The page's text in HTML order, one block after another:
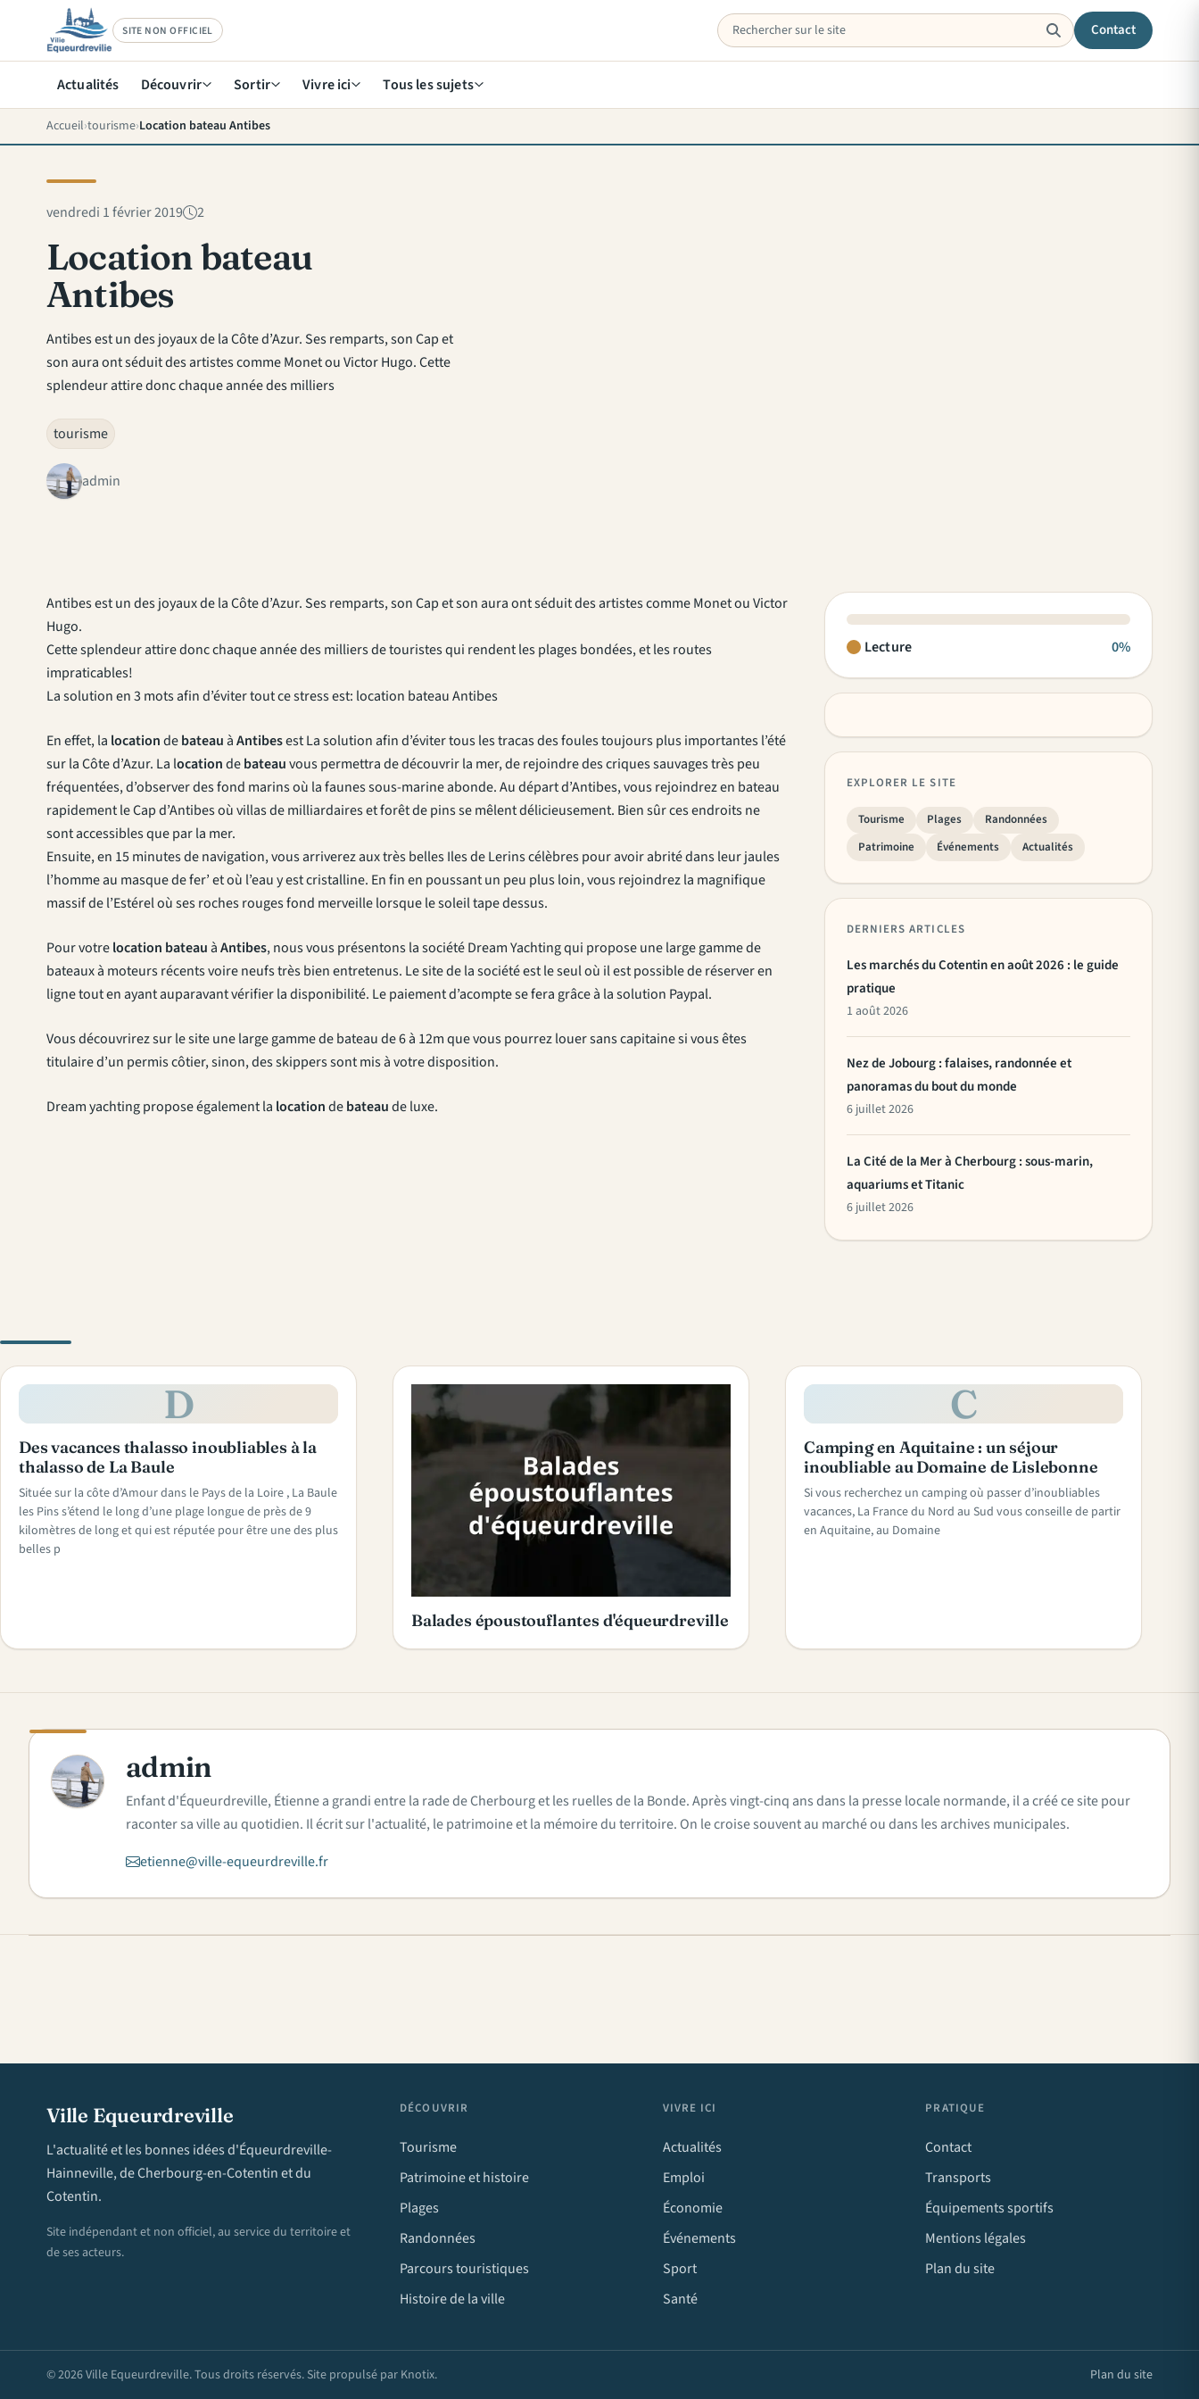
SITE NON OFFICIEL Contact
Actualités Découvrir Sortir Vivre ici Tous les sujets
Accueil tourisme Location bateau Antibes
vendredi 1 février 2019 2
Location bateau
Antibes
Antibes est un des joyaux de la Côte d’Azur. Ses remparts, son Cap et
son aura ont séduit des artistes comme Monet ou Victor Hugo. Cette
splendeur attire donc chaque année des milliers
tourisme
admin
Antibes est un des joyaux de la Côte d’Azur. Ses remparts, son Cap et son aura ont séduit des artistes comme Monet ou Victor
Hugo.
Cette splendeur attire donc chaque année des milliers de touristes qui rendent les plages bondées, et les routes
impraticables!
La solution en 3 mots afin d’éviter tout ce stress est: location bateau Antibes
En effet, la locationdebateau àAntibesest La solution afin d’éviter tous les tracas des foules toujours plus importantes l’été
sur la Côte d’Azur. La locationdebateauvous permettra de découvrir la mer, de rejoindre des criques sauvages très peu
fréquentées, d’observer des fond marins où la faunes sous-marine abonde. Au départ d’Antibes, vous rejoindrez en bateau
rapidement le Cap d’Antibes où villas de milliardaires et forêt de pins se mêlent délicieusement. Bien sûr ces endroits ne
sont accessibles que par la mer.
Ensuite, en 15 minutes de navigation, vous arriverez aux très belles Iles de Lerins célèbres pour avoir abrité dans leur jaules
l’homme au masque de fer’ et où l’eau y est cristalline. En fin en poussant un peu plus loin, vous rejoindrez la magnifique
massif de l’Estérel où ses roches rouges fond merveille lorsque le soleil tape dessus.
Pour votrelocation bateau àAntibes, nous vous présentons la société Dream Yachting qui propose une large gamme de
bateaux à moteurs récents voire neufs très bien entretenus. Le site de la société est le seul où il est possible de réserver en
ligne tout en ayant auparavant vérifier la disponibilité. Le paiement d’acompte se fera grâce à la solution Paypal.
Vous découvrirez sur le site une large gamme de bateau de 6 à 12m que vous pourrez louer sans capitaine si vous êtes
titulaire d’un permis côtier, sinon, des skippers sont mis à votre disposition.
Dream yachting propose également la locationdebateaude luxe.
Lecture 0%
EXPLORER LE SITE
Tourisme Plages
Randonnées
Patrimoine
Événements Actualités
DERNIERS ARTICLES
Les marchés du Cotentin en août 2026 : le guide
pratique
1 août 2026
Nez de Jobourg : falaises, randonnée et
panoramas du bout du monde
6 juillet 2026
La Cité de la Mer à Cherbourg : sous-marin,
aquariums et Titanic
6 juillet 2026
D
Des vacances thalasso inoubliables à la
thalasso de La Baule
Située sur la côte d’Amour dans le Pays de la Loire , La Baule
les Pins s’étend le long d’une plage longue de près de 9
kilomètres de long et qui est réputée pour être une des plus
belles p
Balades époustouflantes d'équeurdreville
C
Camping en Aquitaine : un séjour
inoubliable au Domaine de Lislebonne
Si vous recherchez un camping où passer d’inoubliables
vacances, La France du Nord au Sud vous conseille de partir
en Aquitaine, au Domaine
A admin
Enfant d'Équeurdreville, Étienne a grandi entre la rade de Cherbourg et les ruelles de la Bonde. Après vingt-cinq ans dans la presse locale normande, il a créé ce site pour
raconter sa ville au quotidien. Il écrit sur l'actualité, le patrimoine et la mémoire du territoire. On le croise souvent au marché ou dans les archives municipales.
etienne@ville-equeurdreville.fr
Ville Equeurdreville
L'actualité et les bonnes idées d'Équeurdreville-
Hainneville, de Cherbourg-en-Cotentin et du
Cotentin.
Site indépendant et non officiel, au service du territoire et
de ses acteurs.
DÉCOUVRIR
Tourisme
Patrimoine et histoire
Plages
Randonnées
Parcours touristiques
Histoire de la ville
VIVRE ICI
Actualités
Emploi
Économie
Événements
Sport
Santé
PRATIQUE
Contact
Transports
Équipements sportifs
Mentions légales
Plan du site
© 2026 Ville Equeurdreville. Tous droits réservés. Site propulsé par Knotix. Plan du site